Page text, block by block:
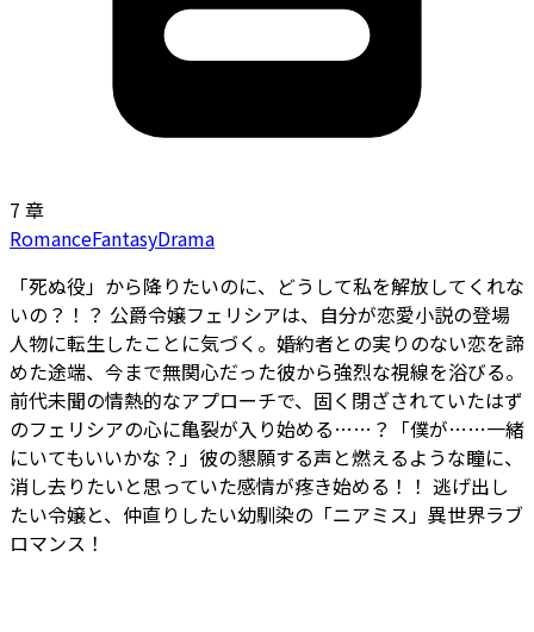
7 章
RomanceFantasyDrama
「死ぬ役」から降りたいのに、どうして私を解放してくれな
いの？！？ 公爵令嬢フェリシアは、自分が恋愛小説の登場
人物に転生したことに気づく。婚約者との実りのない恋を諦
めた途端、今まで無関心だった彼から強烈な視線を浴びる。
前代未聞の情熱的なアプローチで、固く閉ざされていたはず
のフェリシアの心に亀裂が入り始める……？「僕が……一緒
にいてもいいかな？」――彼の懇願する声と燃えるような瞳に、
消し去りたいと思っていた感情が疼き始める！！ 逃げ出し
たい令嬢と、仲直りしたい幼馴染の「ニアミス」異世界ラブ
ロマンス！